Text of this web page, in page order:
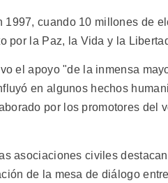
1997, cuando 10 millones de
por la Paz, la Vida y la
el apoyo "de la inmensa
en algunos hechos
por los promotores del
asociaciones civiles
de la mesa de diálogo